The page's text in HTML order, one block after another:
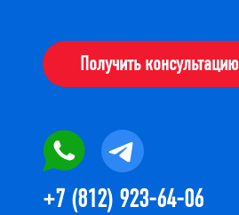
Получить консультацию
+7 (812) 923-64-06